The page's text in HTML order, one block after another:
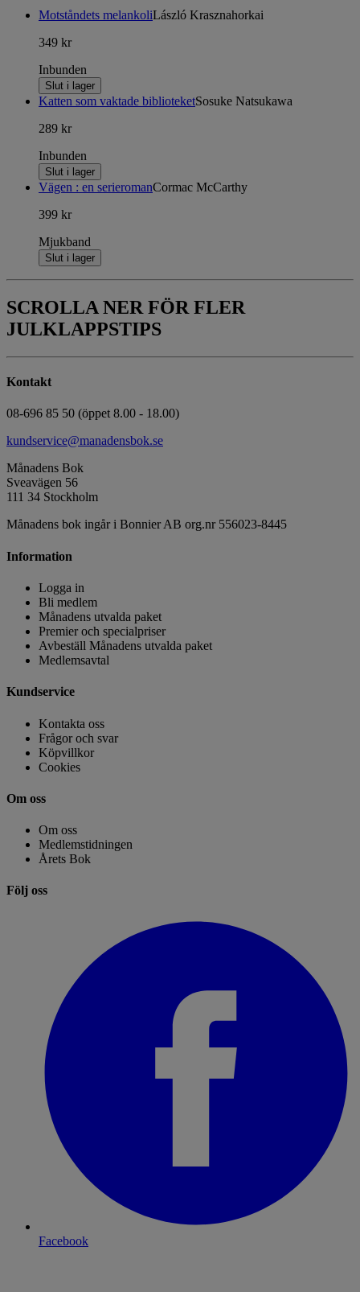
Motståndets melankoliLászló Krasznahorkai
349 kr
Inbunden
Slut i lager
Katten som vaktade biblioteketSosuke Natsukawa
289 kr
Inbunden
Slut i lager
Vägen : en serieromanCormac McCarthy
399 kr
Mjukband
Slut i lager
SCROLLA NER FÖR FLER
JULKLAPPSTIPS
Kontakt
08-696 85 50 (öppet 8.00 - 18.00)
kundservice@manadensbok.se
Månadens Bok
Sveavägen 56
111 34 Stockholm
Månadens bok ingår i Bonnier AB org.nr 556023-8445
Information
Logga in
Bli medlem
Månadens utvalda paket
Premier och specialpriser
Avbeställ Månadens utvalda paket
Medlemsavtal
Kundservice
Kontakta oss
Frågor och svar
Köpvillkor
Cookies
Om oss
Om oss
Medlemstidningen
Årets Bok
Följ oss
Facebook